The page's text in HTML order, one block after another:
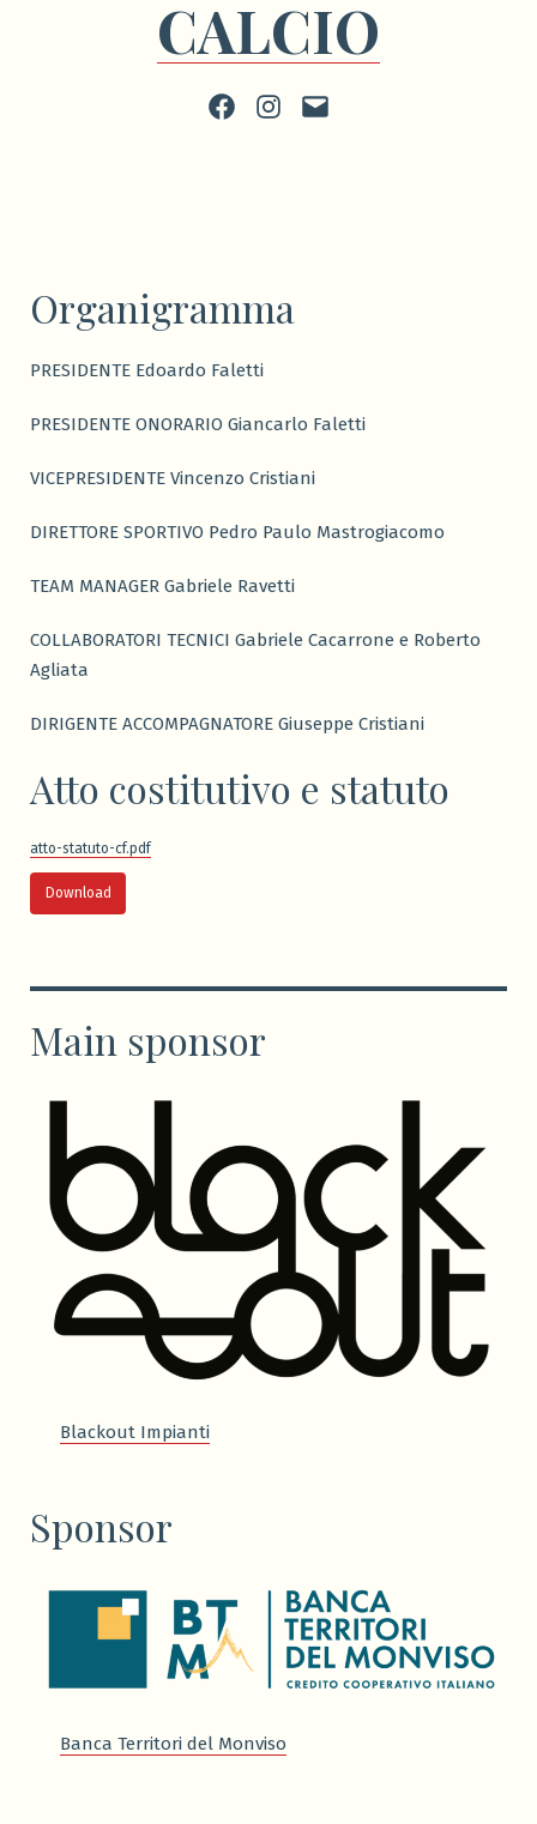
CALCIO
FacebookInstagram
scrivi
Organigramma
PRESIDENTE Edoardo Faletti
PRESIDENTE ONORARIO Giancarlo Faletti
VICEPRESIDENTE Vincenzo Cristiani
DIRETTORE SPORTIVO Pedro Paulo Mastrogiacomo
TEAM MANAGER Gabriele Ravetti
COLLABORATORI TECNICI Gabriele Cacarrone e Roberto
Agliata
DIRIGENTE ACCOMPAGNATORE Giuseppe Cristiani
Atto costitutivo e statuto
atto-statuto-cf.pdf
Download
Main sponsor
Blackout Impianti
Sponsor
Banca Territori del Monviso